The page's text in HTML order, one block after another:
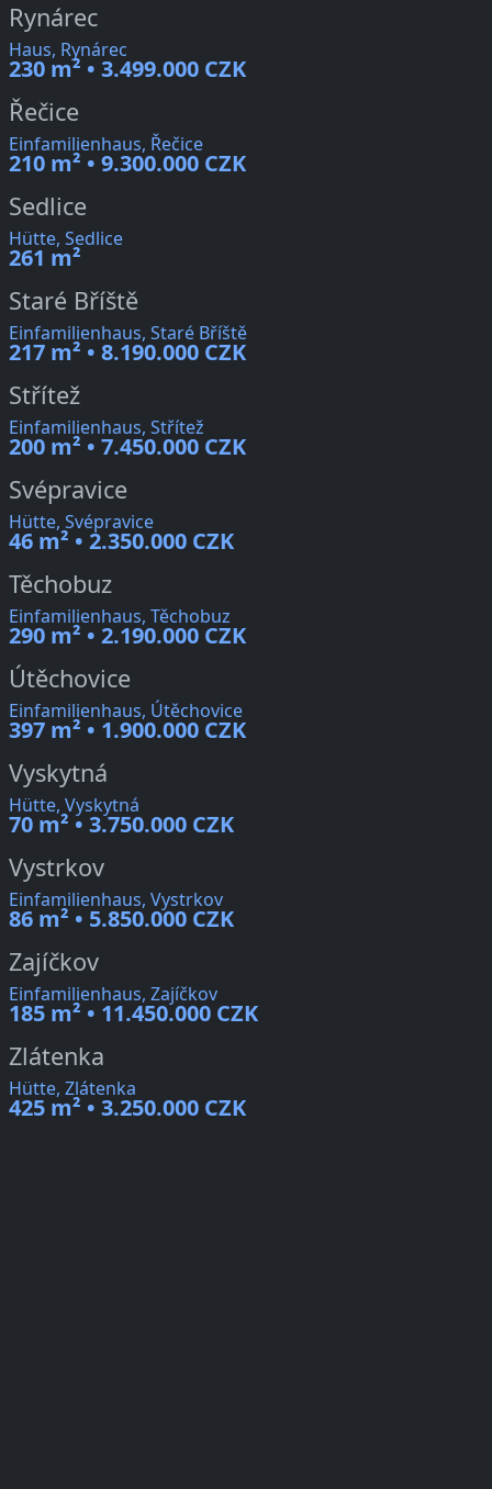
Rynárec
Haus, Rynárec
230 m² • 3.499.000 CZK
Řečice
Einfamilienhaus, Řečice
210 m² • 9.300.000 CZK
Sedlice
Hütte, Sedlice
261 m²
Staré Bříště
Einfamilienhaus, Staré Bříště
217 m² • 8.190.000 CZK
Střítež
Einfamilienhaus, Střítež
200 m² • 7.450.000 CZK
Svépravice
Hütte, Svépravice
46 m² • 2.350.000 CZK
Těchobuz
Einfamilienhaus, Těchobuz
290 m² • 2.190.000 CZK
Útěchovice
Einfamilienhaus, Útěchovice
397 m² • 1.900.000 CZK
Vyskytná
Hütte, Vyskytná
70 m² • 3.750.000 CZK
Vystrkov
Einfamilienhaus, Vystrkov
86 m² • 5.850.000 CZK
Zajíčkov
Einfamilienhaus, Zajíčkov
185 m² • 11.450.000 CZK
Zlátenka
Hütte, Zlátenka
425 m² • 3.250.000 CZK